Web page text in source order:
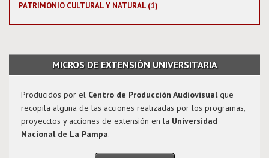
PATRIMONIO CULTURAL Y NATURAL (1)
MICROS DE EXTENSIÓN UNIVERSITARIA
Producidos por el Centro de Producción Audiovisualque
recopila alguna de las acciones realizadas por los programas,
proyecctos y acciones de extensión en la Universidad
Nacional de La Pampa.